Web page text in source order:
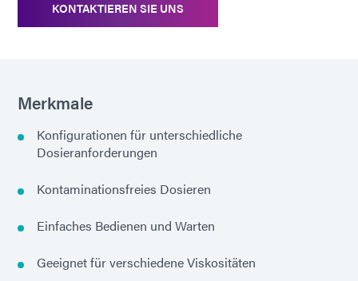
KONTAKTIEREN SIE UNS
Merkmale
Konfigurationen für unterschiedliche
Dosieranforderungen
Kontaminationsfreies Dosieren
Einfaches Bedienen und Warten
Geeignet für verschiedene Viskositäten